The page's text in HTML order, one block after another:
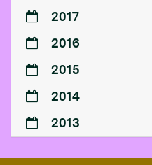
2017
2016
2015
2014
2013